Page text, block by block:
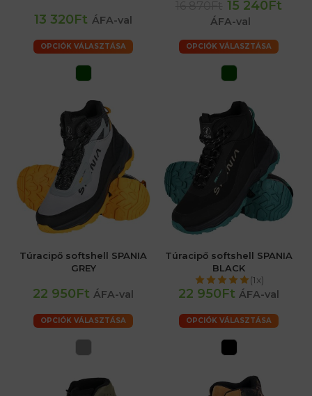
13 320Ft ÁFA-val
OPCIÓK VÁLASZTÁSA
15 240Ft
ÁFA-val
OPCIÓK VÁLASZTÁSA
Túracipő softshell SPANIA
GREY
22 950Ft ÁFA-val
OPCIÓK VÁLASZTÁSA
Túracipő softshell SPANIA
BLACK
(1x)
22 950Ft ÁFA-val
OPCIÓK VÁLASZTÁSA